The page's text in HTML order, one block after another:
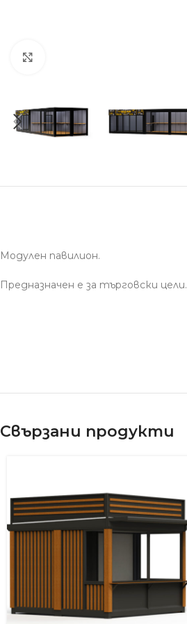
Модулен павилион.
Предназначен е за търговски цели.
Свързани продукти